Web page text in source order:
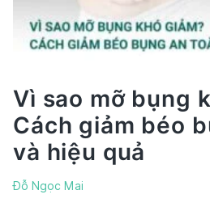
không?
Hiểu
khi
dùng
Vì sao mỡ bụng
Cách giảm béo
và hiệu quả
Đỗ Ngọc Mai